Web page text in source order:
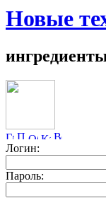
Новые
Логин:
Пароль: